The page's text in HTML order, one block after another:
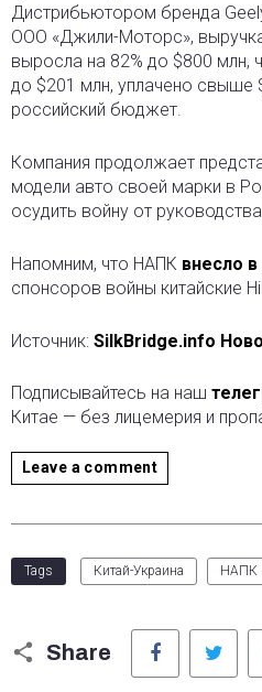
Дистрибьютором бренда
ООО «Джили-Моторс»,
выросла на 82% до $800 млн,
до $201 млн, уплачено свыше
российский бюджет.
Компания продолжает
модели авто своей марки в
осудить войну от
Напомним, что НАПК внесло
спонсоров войны китайские
Источник: SilkBridge.info
Подписывайтесь на наш
Китае — без лицемерия и
Leave a comment
Tags Китай-Украина НАПК
Share
Facebook